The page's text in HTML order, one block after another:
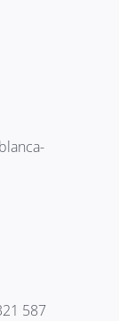
587